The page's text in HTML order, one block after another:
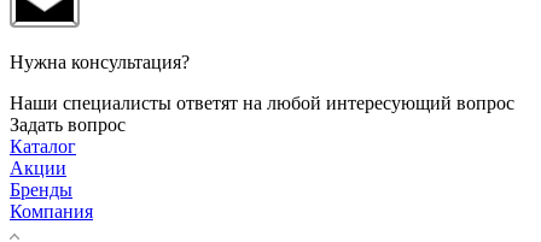
Нужна консультация?
Наши специалисты ответят на любой интересующий вопрос
Задать вопрос
Каталог
Акции
Бренды
Компания